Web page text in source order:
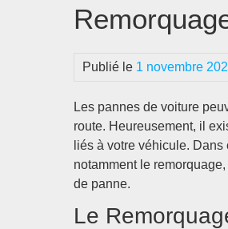
Publié le 1 novembre
Les pannes de voiture
route. Heureusement, il
liés à votre véhicule.
notamment le
de panne.
Le